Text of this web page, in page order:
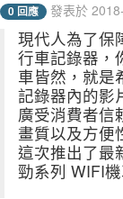
0 回應 發表於
現代人為了保
行車記錄器，
車皆然，就是
記錄器內的影
廣受消費者信
畫質以及方便
這次推出了最
勁系列 WIFI